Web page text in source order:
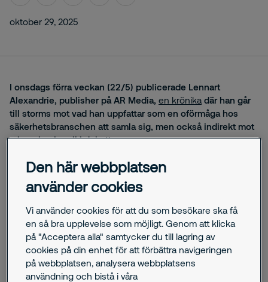
oktober 29, 2025
I onsdags förra veckan (22/5) publicerade Lennart
Alexandrie, publisher på AR Media, en krönika där han går
till storms mot vad han uppfattar som en oförmåga hos
säkerhetsbranschen att samla sig, men också indirekt mot
mig och min roll i debatten.
Strax efter att artikeln publicerats reviderades den, och de
mer syrliga formuleringarna tonades ner en aning, vilket jag
är tacksam för. Kvarstår gör dock Alexandries besvikelse
över vad han uppfattar som ett svek från min och
Säkerhetsföretagens sida mot de gemensamma
ansträngningar som gjorts för att ena branschen, liksom
hans oro kring mina olika uppdrag.
Jag är fullt medveten om att diskussionen om
Den här webbplatsen
använder cookies
Vi använder cookies för att du som besökare ska få
en så bra upplevelse som möjligt. Genom att klicka
på "Acceptera alla" samtycker du till lagring av
cookies på din enhet för att förbättra navigeringen
på webbplatsen, analysera webbplatsens
användning och bistå i våra